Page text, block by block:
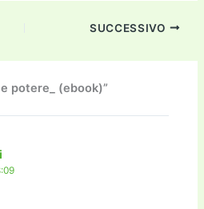
d
o
n
a
m
p
y
Li
n
k
k
e
dI
n
di
vi
SUCCESSIVO
potere_ (ebook)”